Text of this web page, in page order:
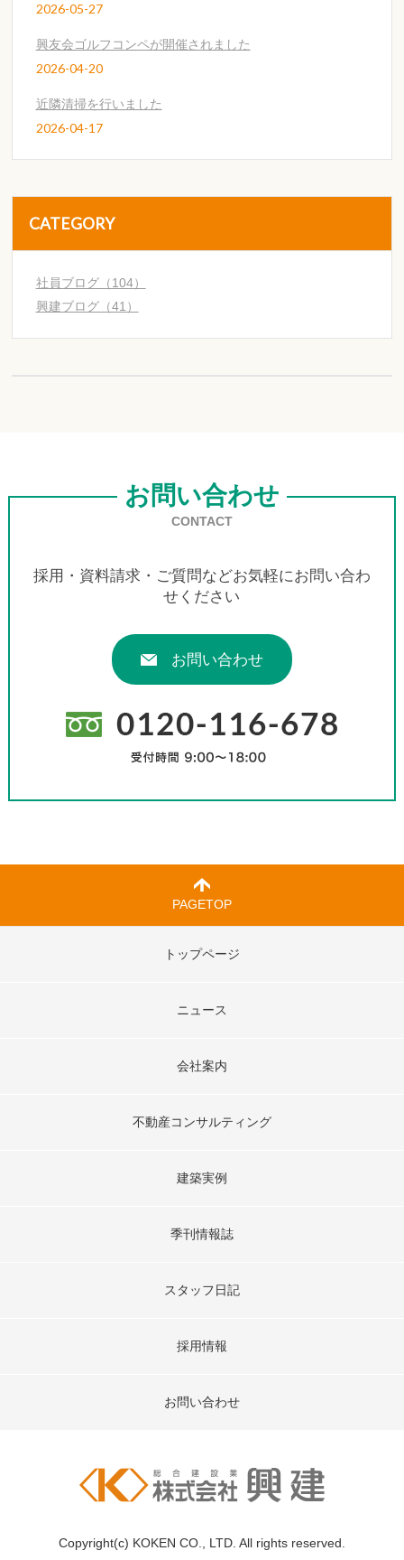
2026-05-27
興友会ゴルフコンペが開催されました
2026-04-20
近隣清掃を行いました
2026-04-17
CATEGORY
社員ブログ（104）
興建ブログ（41）
お問い合わせ
CONTACT
採用・資料請求・ご質問などお気軽にお問い合わ
せください
お問い合わせ
PAGETOP
トップページ
ニュース
会社案内
不動産コンサルティング
建築実例
季刊情報誌
スタッフ日記
採用情報
お問い合わせ
Copyright(c) KOKEN CO., LTD. All rights reserved.